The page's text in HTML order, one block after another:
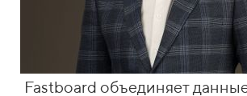
Fastboard объединяет